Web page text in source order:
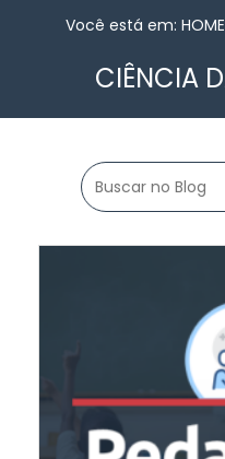
Você está em: HOME
CIÊNCIA